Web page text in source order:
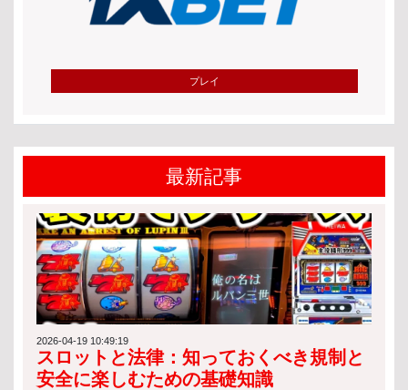
プレイ
最新記事
2026-04-19 10:49:19
スロットと法律：知っておくべき規制と
安全に楽しむための基礎知識